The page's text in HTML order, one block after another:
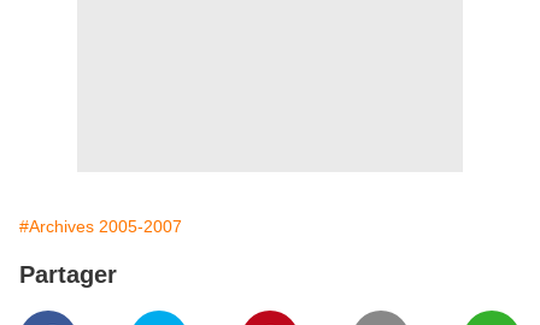
#Archives 2005-2007
Partager